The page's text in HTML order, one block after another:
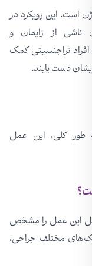
است. این رویکرد در
ناشی از زایمان و
تراجنسیتی کمک
دست یابند.
به طور کلی، این عمل
این عمل را مشخص
مختلف جراحی،